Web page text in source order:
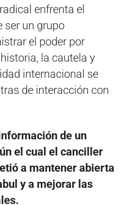
enfrenta el
ser un grupo
el poder por
la cautela y
internacional se
de interacción con
de un
el cual el canciller
a mantener abierta
y a mejorar las